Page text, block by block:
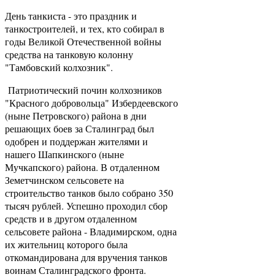
День танкиста - это праздник и
танкостроителей, и тех, кто собирал в
годы Великой Отечественной войны
средства на танковую колонну
"Тамбовский колхозник".
Патриотический почин колхозников
"Красного добровольца" Избердеевского
(ныне Петровского) района в дни
решающих боев за Сталинград был
одобрен и поддержан жителями и
нашего Шапкинского (ныне
Мучкапского) района. В отдаленном
Земетчинском сельсовете на
строительство танков было собрано 350
тысяч рублей. Успешно проходил сбор
средств и в другом отдаленном
сельсовете района - Владимирском, одна
их жительниц которого была
откомандирована для вручения танков
воинам Сталинградского фронта.